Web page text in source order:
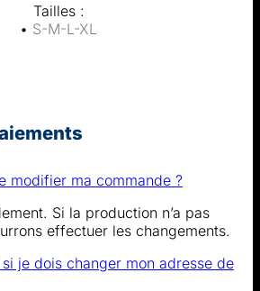
Tailles :
• S-M-L-XL
modifier ma commande ?
Si la production n’a pas
effectuer les changements.
je dois changer mon adresse de